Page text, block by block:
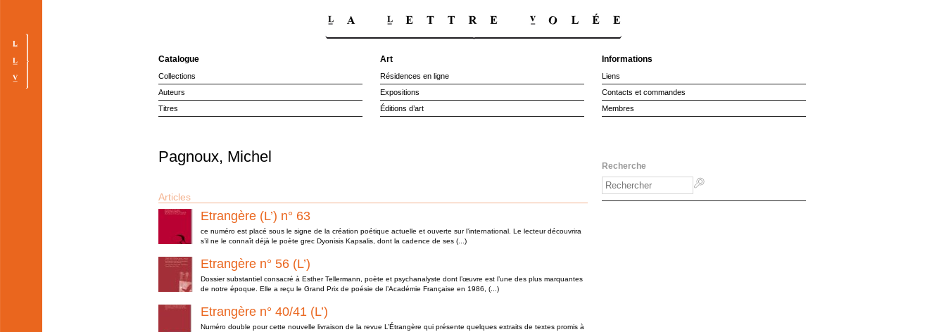
Catalogue
Collections
Auteurs
Titres
Art
Résidences en ligne
Expositions
Éditions d’art
Informations
Liens
Contacts et commandes
Membres
Recherche
Pagnoux, Michel
Articles
Etrangère (L’) n° 63
ce numéro est placé sous le signe de la création poétique actuelle et ouverte sur l’international. Le lecteur découvrira
s’il ne le connaît déjà le poète grec Dyonisis Kapsalis, dont la cadence de ses (...)
Etrangère n° 56 (L’)
Dossier substantiel consacré à Esther Tellermann, poète et psychanalyste dont l’œuvre est l’une des plus marquantes
de notre époque. Elle a reçu le Grand Prix de poésie de l’Académie Française en 1986, (...)
Etrangère n° 40/41 (L’)
Numéro double pour cette nouvelle livraison de la revue L’Étrangère qui présente quelques extraits de textes promis à